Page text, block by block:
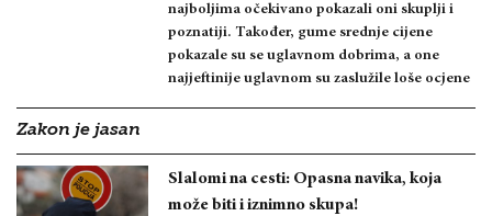
najboljima očekivano pokazali oni skuplji i
poznatiji. Također, gume srednje cijene
pokazale su se uglavnom dobrima, a one
najjeftinije uglavnom su zaslužile loše ocjene
Zakon je jasan
Slalomi na cesti: Opasna navika, koja
može biti i iznimno skupa!